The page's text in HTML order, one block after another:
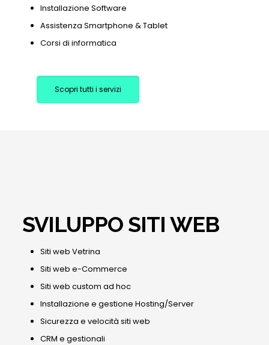
Installazione Software
Assistenza Smartphone & Tablet
Corsi di informatica
Scopri tutti i servizi
SVILUPPO SITI WEB
Siti web Vetrina
Siti web e-Commerce
Siti web custom ad hoc
Installazione e gestione Hosting/Server
Sicurezza e velocità siti web
CRM e gestionali